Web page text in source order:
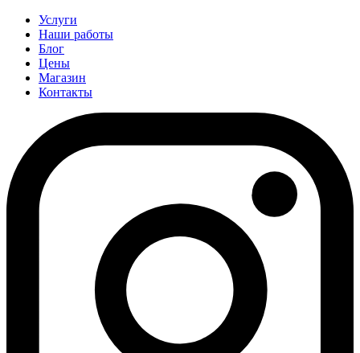
Услуги
Наши работы
Блог
Цены
Магазин
Контакты